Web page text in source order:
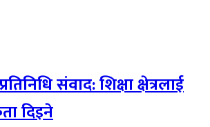
संवाद: शिक्षा क्षेत्रलाई
दिइने